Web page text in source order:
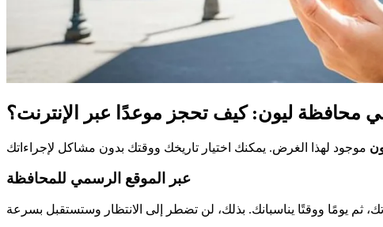
محافظة ليون: كيف تحجز موعدًا عبر الإنترنت؟
عبر الموقع الرسمي للمحافظة